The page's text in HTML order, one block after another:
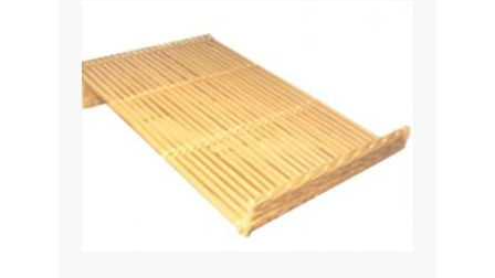
AJOUTER AU DEVIS